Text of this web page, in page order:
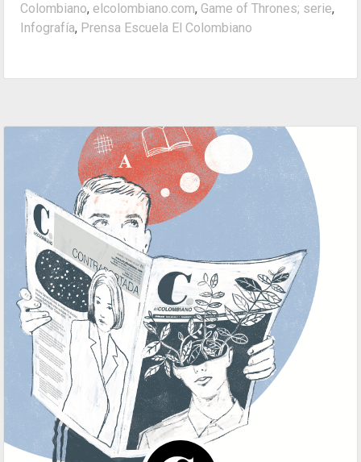
Colombiano, elcolombiano.com, Game of Thrones; serie,
Infografía, Prensa Escuela El Colombiano